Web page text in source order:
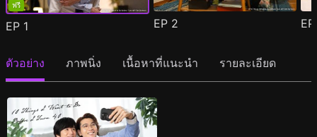
ฟรี
EP 1 EP 2
ตัวอย่าง ภาพนิ่ง เนื้อหาที่แนะนำ รายละเอียด